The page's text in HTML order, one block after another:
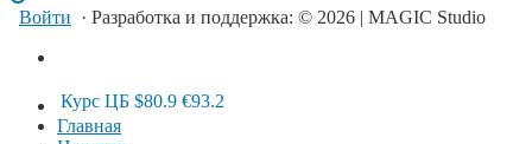
Войти · Разработка и поддержка: © 2026 | MAGIC Studio
Курс ЦБ $80.9 €93.2
Главная